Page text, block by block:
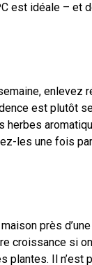
est idéale – et
enlevez
est plutôt
herbes
les une fois
près
croissance si
plantes. Il n’est